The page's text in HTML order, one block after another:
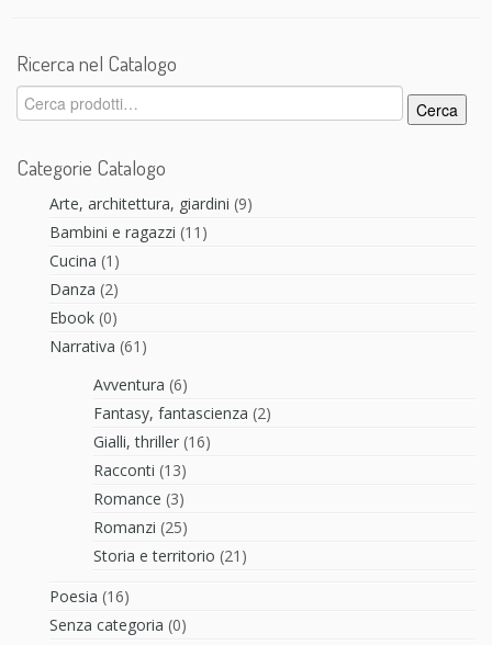
Ricerca nel Catalogo
Cerca:
Cerca
Categorie Catalogo
Arte, architettura, giardini (9)
Bambini e ragazzi (11)
Cucina (1)
Danza (2)
Ebook (0)
Narrativa (61)
Avventura (6)
Fantasy, fantascienza (2)
Gialli, thriller (16)
Racconti (13)
Romance (3)
Romanzi (25)
Storia e territorio (21)
Poesia (16)
Senza categoria (0)